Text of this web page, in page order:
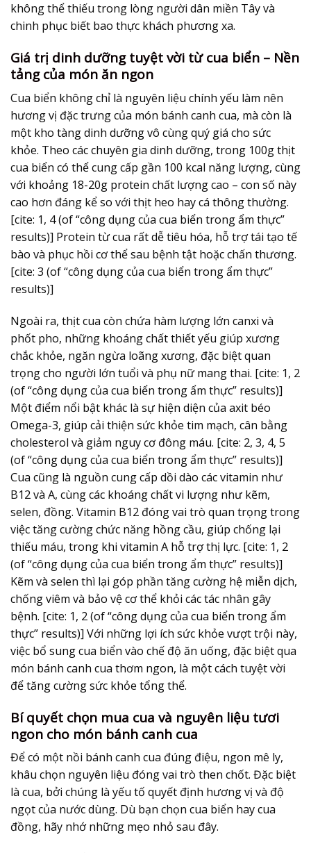
không thể thiếu trong lòng người dân miền Tây và
chinh phục biết bao thực khách phương xa.
Giá trị dinh dưỡng tuyệt vời từ cua biển – Nền
tảng của món ăn ngon
Cua biển không chỉ là nguyên liệu chính yếu làm nên
hương vị đặc trưng của món bánh canh cua, mà còn là
một kho tàng dinh dưỡng vô cùng quý giá cho sức
khỏe. Theo các chuyên gia dinh dưỡng, trong 100g thịt
cua biển có thể cung cấp gần 100 kcal năng lượng, cùng
với khoảng 18-20g protein chất lượng cao – con số này
cao hơn đáng kể so với thịt heo hay cá thông thường.
[cite: 1, 4 (of “công dụng của cua biển trong ẩm thực”
results)] Protein từ cua rất dễ tiêu hóa, hỗ trợ tái tạo tế
bào và phục hồi cơ thể sau bệnh tật hoặc chấn thương.
[cite: 3 (of “công dụng của cua biển trong ẩm thực”
results)]
Ngoài ra, thịt cua còn chứa hàm lượng lớn canxi và
phốt pho, những khoáng chất thiết yếu giúp xương
chắc khỏe, ngăn ngừa loãng xương, đặc biệt quan
trọng cho người lớn tuổi và phụ nữ mang thai. [cite: 1, 2
(of “công dụng của cua biển trong ẩm thực” results)]
Một điểm nổi bật khác là sự hiện diện của axit béo
Omega-3, giúp cải thiện sức khỏe tim mạch, cân bằng
cholesterol và giảm nguy cơ đông máu. [cite: 2, 3, 4, 5
(of “công dụng của cua biển trong ẩm thực” results)]
Cua cũng là nguồn cung cấp dồi dào các vitamin như
B12 và A, cùng các khoáng chất vi lượng như kẽm,
selen, đồng. Vitamin B12 đóng vai trò quan trọng trong
việc tăng cường chức năng hồng cầu, giúp chống lại
thiếu máu, trong khi vitamin A hỗ trợ thị lực. [cite: 1, 2
(of “công dụng của cua biển trong ẩm thực” results)]
Kẽm và selen thì lại góp phần tăng cường hệ miễn dịch,
chống viêm và bảo vệ cơ thể khỏi các tác nhân gây
bệnh. [cite: 1, 2 (of “công dụng của cua biển trong ẩm
thực” results)] Với những lợi ích sức khỏe vượt trội này,
việc bổ sung cua biển vào chế độ ăn uống, đặc biệt qua
món bánh canh cua thơm ngon, là một cách tuyệt vời
để tăng cường sức khỏe tổng thể.
Bí quyết chọn mua cua và nguyên liệu tươi
ngon cho món bánh canh cua
Để có một nồi bánh canh cua đúng điệu, ngon mê ly,
khâu chọn nguyên liệu đóng vai trò then chốt. Đặc biệt
là cua, bởi chúng là yếu tố quyết định hương vị và độ
ngọt của nước dùng. Dù bạn chọn cua biển hay cua
đồng, hãy nhớ những mẹo nhỏ sau đây.